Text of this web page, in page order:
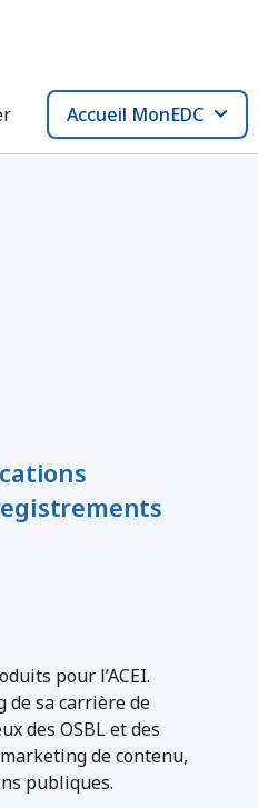
Accueil MonEDC
pour l’ACEI.
sa carrière de
des OSBL et des
de contenu,
publiques.